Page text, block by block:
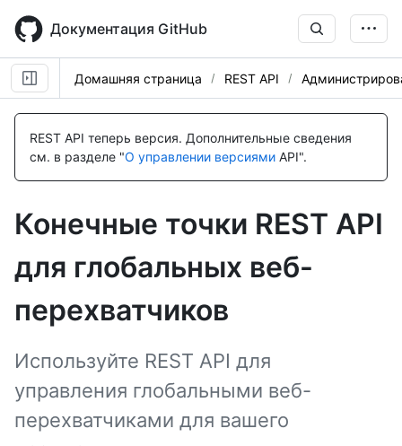
main
content
Документация GitHub
Домашняя страница REST API
REST API теперь версия. Дополнительные сведения
см. в разделе "О управлении версиями API".
Конечные точки REST API
для глобальных веб-
перехватчиков
Используйте REST API для
управления глобальными веб-
перехватчиками для вашего
Имя., Тип,
Description
Имя., Тип,
Description
Имя., Тип,
Description
Имя., Тип,
Description
Имя., Тип,
Description
Имя., Тип,
Description
Имя., Тип,
Description
Имя., Тип,
Description
Имя., Тип,
Description
Имя., Тип,
Description
Имя., Тип,
Description
Имя., Тип,
Description
Имя., Тип,
Description